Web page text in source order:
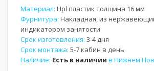
Материал: Hpl пластик толщина 16 мм
Фурнитура: Накладная, из
индикатором занятости
Срок изготовления: 3-4 дня
Срок монтажа: 5-7 кабин в день
Наличие: Есть в наличии в Нижнем